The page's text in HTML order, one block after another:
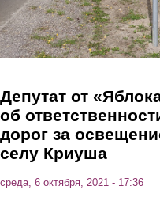
Депутат от
об
дорог за
селу Криуша
среда, 6 октября, 2021 - 17:36